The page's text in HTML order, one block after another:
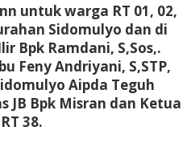
untuk warga RT 01, 02,
Sidomulyo dan di
Bpk Ramdani, S,Sos,.
Feny Andriyani, S,STP,
Aipda Teguh
JB Bpk Misran dan Ketua
38.